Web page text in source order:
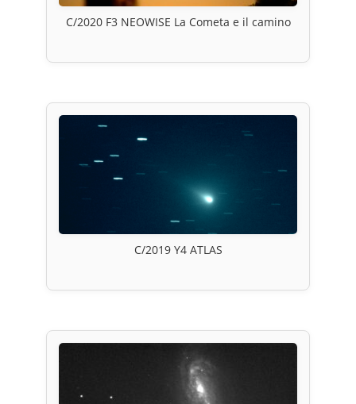
C/2020 F3 NEOWISE La Cometa e il camino
C/2019 Y4 ATLAS